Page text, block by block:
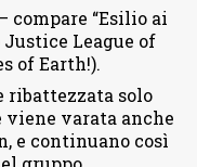
compare “Esilio ai
League of
of Earth!).
ribattezzata solo
viene varata anche
e continuano così